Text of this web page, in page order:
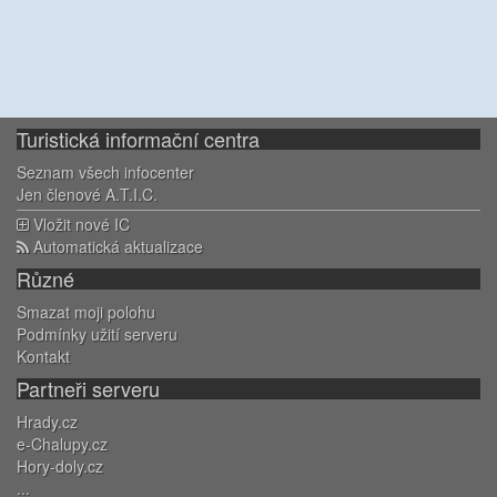
Turistická informační centra
Seznam všech infocenter
Jen členové A.T.I.C.
Vložit nové IC
Automatická aktualizace
Různé
Smazat moji polohu
Podmínky užití serveru
Kontakt
Partneři serveru
Hrady.cz
e-Chalupy.cz
Hory-doly.cz
...